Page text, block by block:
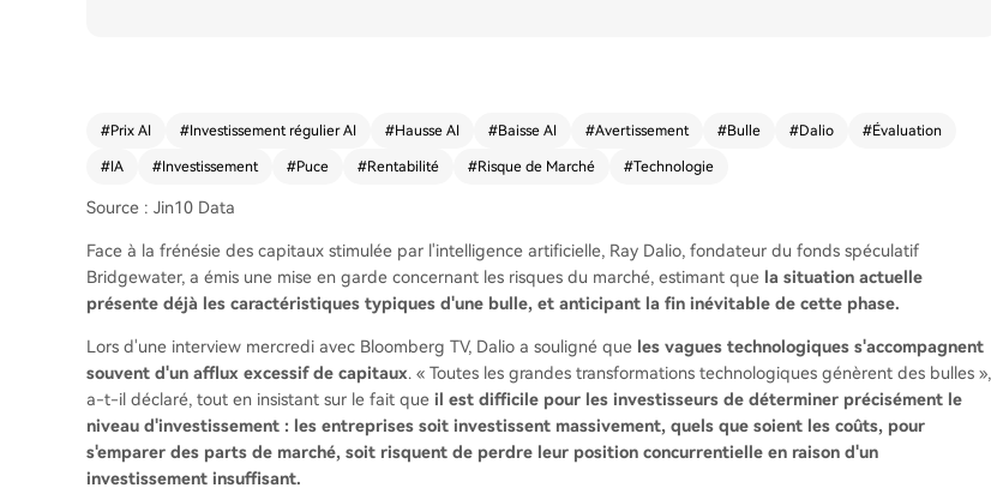
#Prix AI #Investissement régulier AI #Hausse AI #Baisse AI #Avertissement #Bulle #Dalio #Évaluation
#IA #Investissement #Puce #Rentabilité #Risque de Marché #Technologie
Source : Jin10 Data
Face à la frénésie des capitaux stimulée par l'intelligence artificielle, Ray Dalio, fondateur du fonds spéculatif
Bridgewater, a émis une mise en garde concernant les risques du marché, estimant que la situation actuelle
présente déjà les caractéristiques typiques d'une bulle, et anticipant la fin inévitable de cette phase.
Lors d'une interview mercredi avec Bloomberg TV, Dalio a souligné que les vagues technologiques s'accompagnent
souvent d'un afflux excessif de capitaux. « Toutes les grandes transformations technologiques génèrent des bulles »,
a-t-il déclaré, tout en insistant sur le fait que il est difficile pour les investisseurs de déterminer précisément le
niveau d'investissement : les entreprises soit investissent massivement, quels que soient les coûts, pour
s'emparer des parts de marché, soit risquent de perdre leur position concurrentielle en raison d'un
investissement insuffisant.